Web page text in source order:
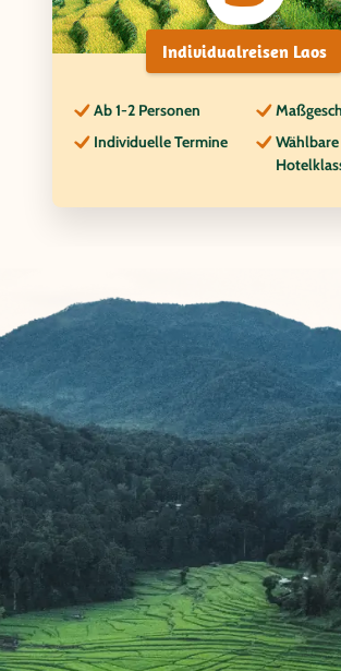
Individualreisen Laos
Ab 1-2 Personen
Individuelle Termine
Wählbare